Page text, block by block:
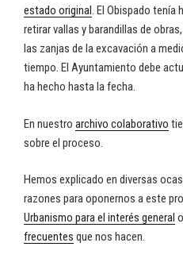
estado original. El Obispado tenía
retirar vallas y barandillas de
las zanjas de la excavación a
tiempo. El Ayuntamiento debe
ha hecho hasta la fecha.
En nuestro archivo colaborativo
sobre el proceso.
Hemos explicado en diversas
razones para oponernos a este
Urbanismo para el interés general
frecuentes que nos hacen.